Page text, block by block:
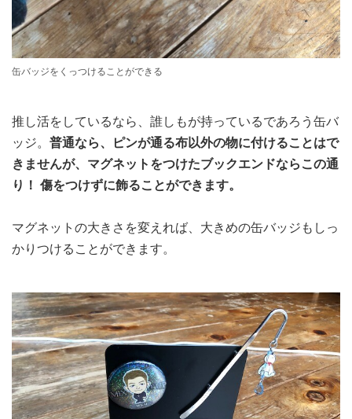
缶バッジをくっつけることができる
推し活をしているなら、誰しもが持っているであろう缶バ
ッジ。 普通なら、ピンが通る布以外の物に付けることはで
きませんが、マグネットをつけたブックエンドならこの通
り！ 傷をつけずに飾ることができます。
マグネットの大きさを変えれば、大きめの缶バッジもしっ
かりつけることができます。